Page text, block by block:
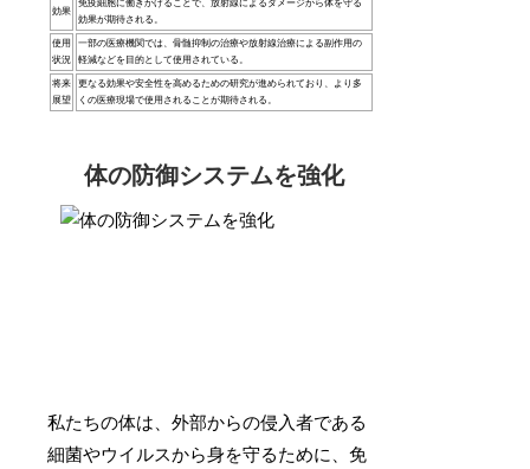
効果
免疫細胞に働きかけることで、放射線によるダメージから体を守る
効果が期待される。
使用
状況
一部の医療機関では、骨髄抑制の治療や放射線治療による副作用の
軽減などを目的として使用されている。
将来
展望
更なる効果や安全性を高めるための研究が進められており、より多
くの医療現場で使用されることが期待される。
体の防御システムを強化
私たちの体は、外部からの侵入者である
細菌やウイルスから身を守るために、免